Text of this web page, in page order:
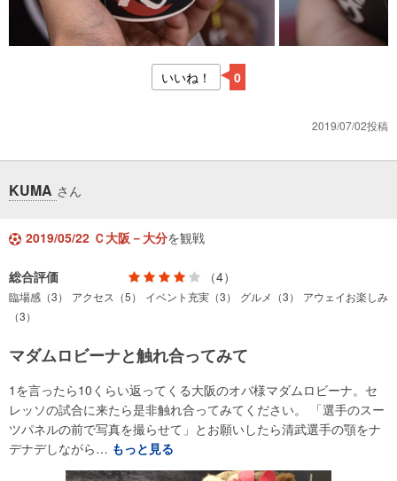
いいね！ 0
2019/07/02投稿
KUMA さん
2019/05/22 Ｃ大阪－大分を観戦
総合評価 （4）
臨場感（3） アクセス（5） イベント充実（3） グルメ（3）
アウェイお楽しみ
（3）
マダムロビーナと触れ合ってみて
1を言ったら10くらい返ってくる大阪のオバ様マダムロビーナ。セ
レッソの試合に来たら是非触れ合ってみてください。 「選手のスー
ツパネルの前で写真を撮らせて」とお願いしたら清武選手の顎をナ
デナデしながら… もっと見る